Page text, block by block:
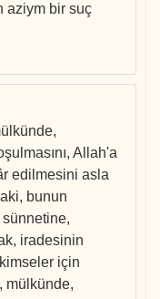
aziym bir suç
Allah'a
edilmesini asla
bunun
sünnetine,
iradesinin
için
mülkünde,